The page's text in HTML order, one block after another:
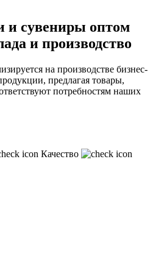
и сувениры оптом
и производство
на производстве бизнес-
предлагая товары,
потребностям наших
Качество